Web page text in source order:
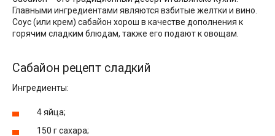
Главными ингредиентами являются взбитые желтки и вино.
Соус (или крем) сабайон хорош в качестве дополнения к
горячим сладким блюдам, также его подают к овощам.
Сабайон рецепт сладкий
Ингредиенты:
4 яйца;
150 г сахара;